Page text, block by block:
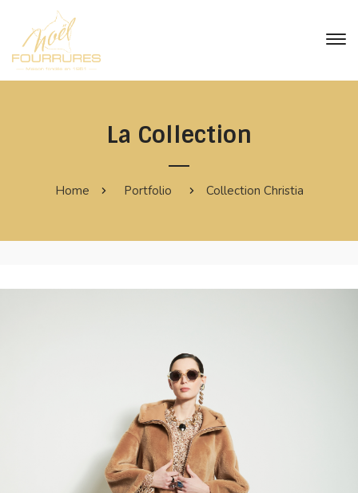
La Collection
Home Portfolio Collection Christia